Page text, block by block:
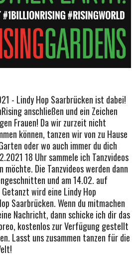
- Lindy Hop Saarbrücken ist dabei!
anschließen und ein Zeichen
Frauen! Da wir zurzeit nicht
können, tanzen wir von zu Hause
oder wo auch immer du dich
18 Uhr sammele ich Tanzvideos
möchte. Die Tanzvideos werden dann
und am 14.02. auf
wird eine Lindy Hop
Saarbrücken. Wenn du mitmachen
Nachricht, dann schicke ich dir das
kostenlos zur Verfügung gestellt
Lasst uns zusammen tanzen für die